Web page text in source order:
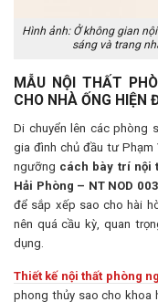
Hình ảnh: Ở không gian
sáng và trang
MẪU NỘI THẤT
CHO NHÀ ỐNG HIỆN
Di chuyển lên các phòng
gia đình chủ đầu tư Phạm
ngưỡng cách bày trí nội
Hải Phòng – NT NOD
để sắp xếp sao cho hài
nên quá cầu kỳ, quan
dụng.
Thiết kế nội thất phòng
phong thủy sao cho khoa